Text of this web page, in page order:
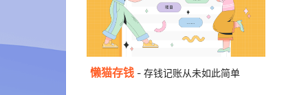
懒猫存钱 - 存钱记账从未如此简单